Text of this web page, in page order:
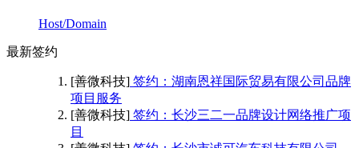
Host/Domain
最新签约
[善微科技] 签约：湖南恩祥国际贸易有限公司品牌
项目服务
[善微科技] 签约：长沙三二一品牌设计网络推广项
目